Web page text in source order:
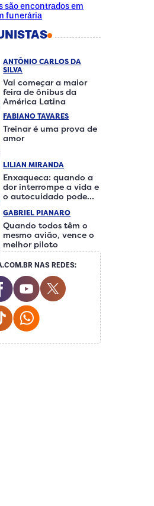
são encontrados em
funerária
ANTÔNIO CARLOS DA
SILVA
Vai começar a maior
feira de ônibus da
América Latina
FABIANO TAVARES
Treinar é uma prova de
amor
LILIAN MIRANDA
Enxaqueca: quando a
dor interrompe a vida e
o autocuidado pode
GABRIEL PIANARO
Quando todos têm o
mesmo avião, vence o
melhor piloto
NAS REDES:
Social Media
Facebook Social Media
Youtube Social Media
Twitter Social Media
Tiktok Social Media
Whatsapp Social Media